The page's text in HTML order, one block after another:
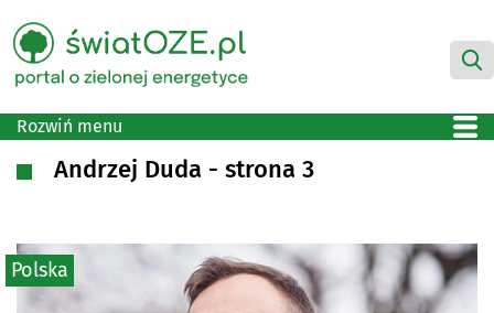
Rozwiń menu
Andrzej Duda - strona 3
Polska